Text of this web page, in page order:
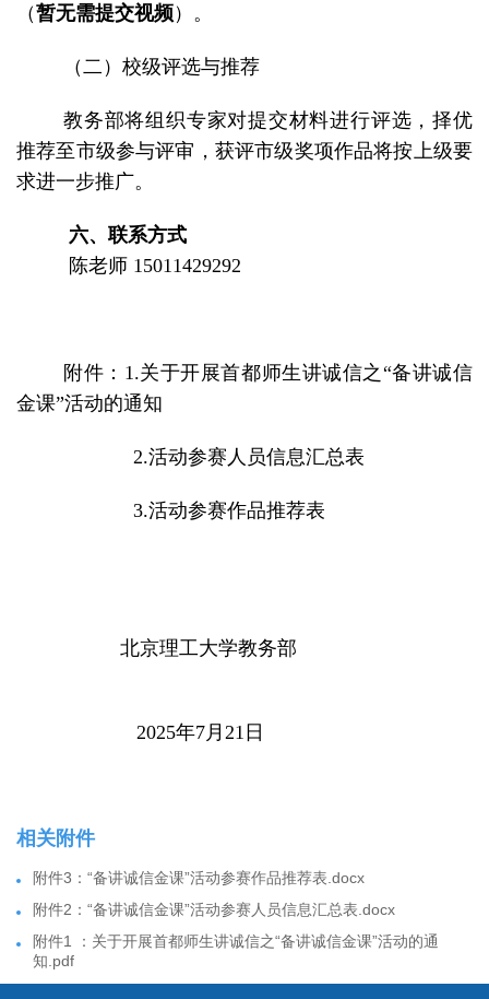
（暂无需提交视频）。
（二）校级评选与推荐
教务部将组织专家对提交材料进行评选，择优
推荐至市级参与评审，获评市级奖项作品将按上级要
求进一步推广。
六、联系方式
陈老师 15011429292
附件：1.关于开展首都师生讲诚信之“备讲诚信
金课”活动的通知
2.活动参赛人员信息汇总表
3.活动参赛作品推荐表
北京理工大学教务部
2025年7月21日
相关附件
附件3：“备讲诚信金课”活动参赛作品推荐表.docx
附件2：“备讲诚信金课”活动参赛人员信息汇总表.docx
附件1 ：关于开展首都师生讲诚信之“备讲诚信金课”活动的通
知.pdf